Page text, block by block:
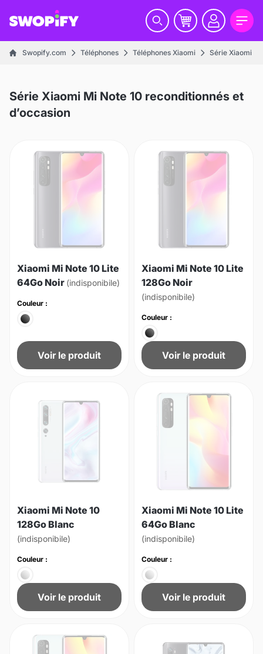
Swopify.com Téléphones Téléphones Xiaomi Série Xiaomi Mi
Série Xiaomi Mi Note 10 reconditionnés et
d’occasion
Xiaomi Mi Note 10 Lite
64Go Noir (indisponibile)
Couleur :
Voir le produit
Xiaomi Mi Note 10 Lite
128Go Noir
(indisponibile)
Couleur :
Voir le produit
Xiaomi Mi Note 10
128Go Blanc
(indisponibile)
Couleur :
Voir le produit
Xiaomi Mi Note 10 Lite
64Go Blanc
(indisponibile)
Couleur :
Voir le produit